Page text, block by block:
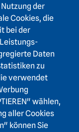
der
Cookies, die
bei der
Daten
zu
verwendet
wählen,
aller Cookies
können Sie